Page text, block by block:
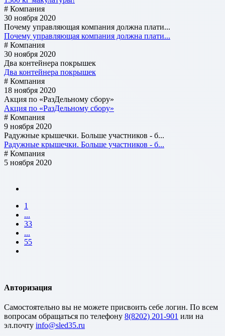
# Компания
30 ноября 2020
Почему управляющая компания должна плати...
Почему управляющая компания должна плати...
# Компания
30 ноября 2020
Два контейнера покрышек
Два контейнера покрышек
# Компания
18 ноября 2020
Акция по «РазДельному сбору»
Акция по «РазДельному сбору»
# Компания
9 ноября 2020
Радужные крышечки. Больше участников - б...
Радужные крышечки. Больше участников - б...
# Компания
5 ноября 2020
1
...
33
...
55
Авторизация
Cамостоятельно вы не можете присвоить себе логин. По всем
вопросам обращаться по телефону 8(8202) 201-901 или на
эл.почту